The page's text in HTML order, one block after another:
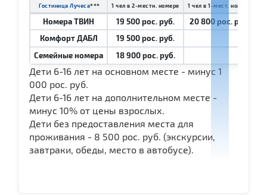
Гостиница Лучеса*** 1 чел в 2-местн. номере 1 чел в 1-мест. номере
Номера ТВИН 19 500 рос. руб.
20 800 рос. руб.
Комфорт ДАБЛ
19 500 рос. руб.
Семейные номера
18 900 рос. руб.
Дети 6-16 лет на основном месте - минус 1
000 рос. руб.
Дети 6-16 лет на дополнительном месте -
минус 10% от цены взрослых.
Дети без предоставления места для
проживания - 8 500 рос. руб. (экскурсии,
завтраки, обеды, место в автобусе).